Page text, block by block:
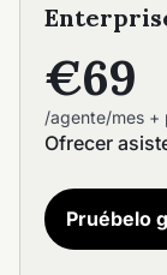
€69
/agente/mes +
Ofrecer
Pruébelo